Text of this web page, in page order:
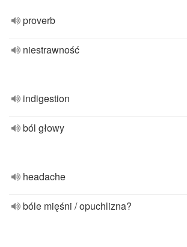
proverb
niestrawność
indigestion
ból głowy
headache
bóle mięśni / opuchlizna?